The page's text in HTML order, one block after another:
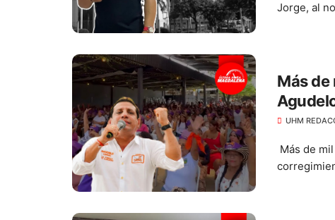
Jorge, al
Más de
UHM
Más de